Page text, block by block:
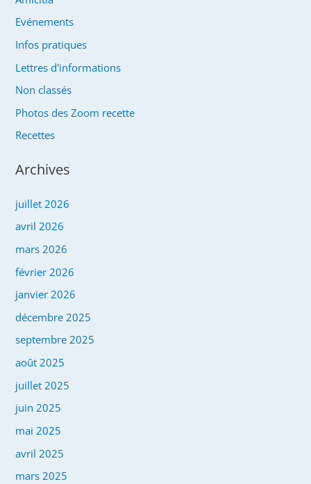
Evénements
Infos pratiques
Lettres d'informations
Non classés
Photos des Zoom recette
Recettes
Archives
juillet 2026
avril 2026
mars 2026
février 2026
janvier 2026
décembre 2025
septembre 2025
août 2025
juillet 2025
juin 2025
mai 2025
avril 2025
mars 2025